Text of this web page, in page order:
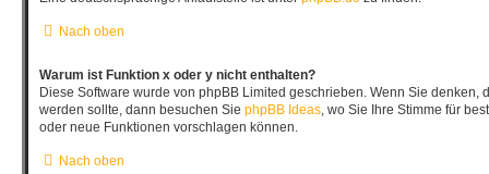
Nach oben
Warum ist Funktion x oder y nicht enthalten?
Diese Software wurde von phpBB Limited geschrieben. Wenn Sie denken,
werden sollte, dann besuchen Sie phpBB Ideas , wo Sie Ihre Stimme für
oder neue Funktionen vorschlagen können.
Nach oben